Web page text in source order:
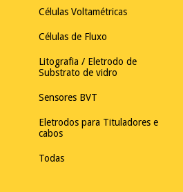
Células Voltamétricas
Células de Fluxo
Litografia / Eletrodo de
Substrato de vidro
Sensores BVT
Eletrodos para Tituladores e
cabos
Todas